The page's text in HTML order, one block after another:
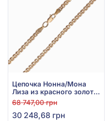
Цепочка Нонна/Мона
Лиза из красного золота
585°, арт. Ц126262
68 747,00 грн
30 248,68 грн